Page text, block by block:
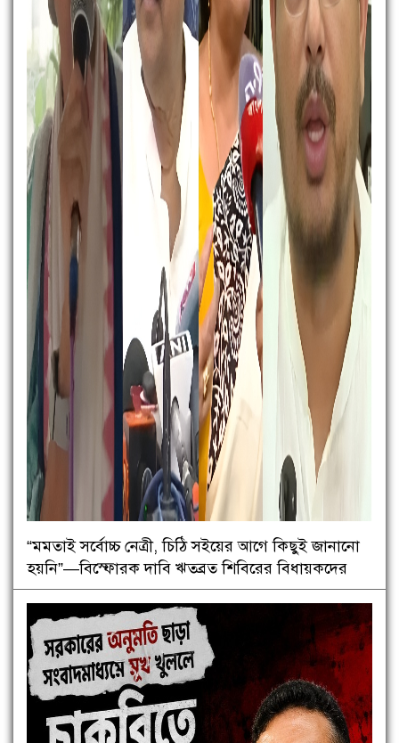
“মমতাই সর্বোচ্চ নেত্রী, চিঠি সইয়ের আগে কিছুই জানানো
হয়নি”—বিস্ফোরক দাবি ঋতব্রত শিবিরের বিধায়কদের